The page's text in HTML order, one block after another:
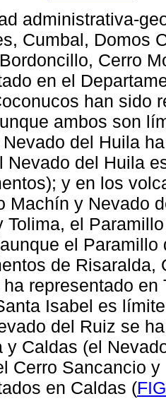
administrativa-
Cumbal, Domos
Cerro
en el
han sido
ambos son
del Huila
Nevado del Huila
y en los
Machín y Nevado
Tolima, el
el
de Risaralda,
representado
Isabel es
del Ruiz se
y Caldas (el
Cerro Sancancio
en Caldas (